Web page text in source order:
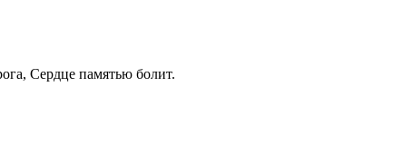
Сердце памятью болит.